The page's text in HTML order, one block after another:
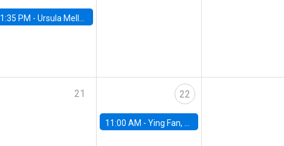
1:35 PM -Ursula Mello, Insper - Institute of Education and Research
21 22
11:00 AM -Ying Fan, University of Michigan